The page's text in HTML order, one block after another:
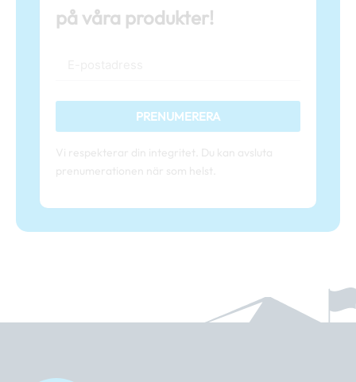
på våra produkter!
PRENUMERERA